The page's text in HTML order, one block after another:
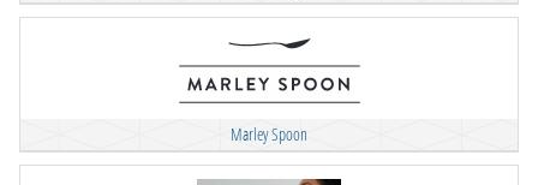
Marley Spoon